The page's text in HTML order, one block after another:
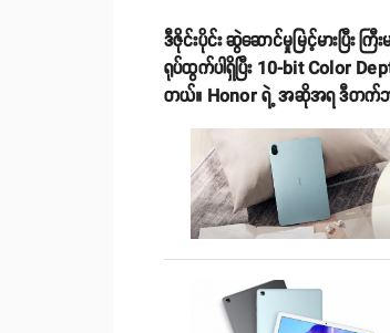
ဒီဇိုင်းပိုင်း ဆွဲဆောင်မှုမြင့်မားပြီး
ရုပ်ထွက်ပါရှိပြီး 10-bit Color
တယ်။ Honor ရဲ့ အဆိုအရ ဒီတက်